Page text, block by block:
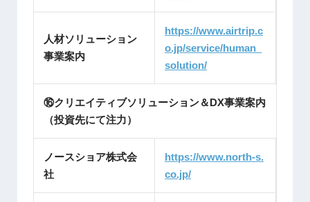
人材ソリューション
事業案内
https://www.airtrip.c
o.jp/service/human_
solution/
⑯クリエイティブソリューション＆DX事業案内
（投資先にて注力）
ノースショア株式会
社
https://www.north-s.
co.jp/